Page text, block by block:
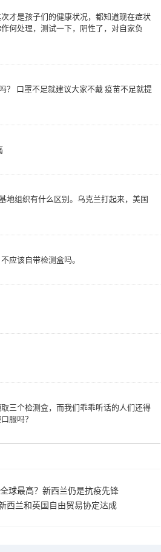
才是孩子们的健康状况，都知道现在症状
何处理，测试一下，阴性了，对自家负
？ 口罩不足就建议大家不戴 疫苗不足就提
地组织有什么区别。乌克兰打起来，美国
应该自带检测盒吗。
三个检测盒，而我们乖乖听话的人们还得
服吗？
球最高？新西兰仍是抗疫先锋
西兰和英国自由贸易协定达成